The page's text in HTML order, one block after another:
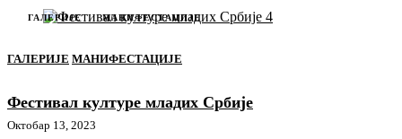
ГАЛЕРИЈЕ МАНИФЕСТАЦИЈЕ
ГАЛЕРИЈЕ МАНИФЕСТАЦИЈЕ
Фестивал културе младих Србије
Октобар 13, 2023